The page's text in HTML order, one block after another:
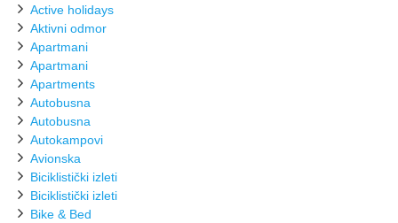
Active holidays
Aktivni odmor
Apartmani
Apartmani
Apartments
Autobusna
Autobusna
Autokampovi
Avionska
Biciklistički izleti
Biciklistički izleti
Bike & Bed